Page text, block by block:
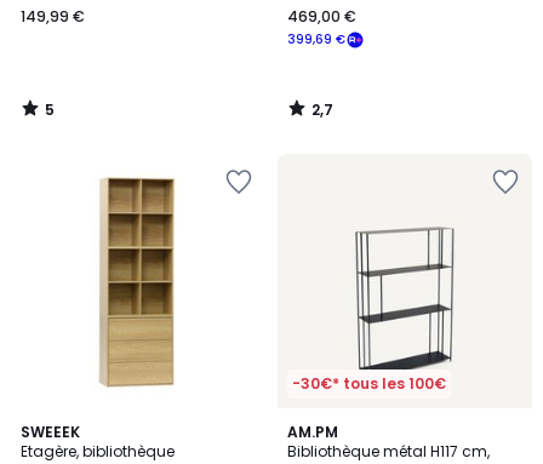
KOMPO
149,99 €
5
/
399,69 €
469,00 €
2,7
/
SWEEEK
Etagère, bibliothèque
5
/
3
Couleurs
-30€* tous les 100€
AM.PM
Bibliothèque métal H117 cm,
4,7
/ 5